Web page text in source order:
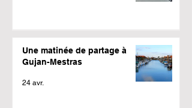
Une matinée de partage à
Gujan-Mestras
24 avr.